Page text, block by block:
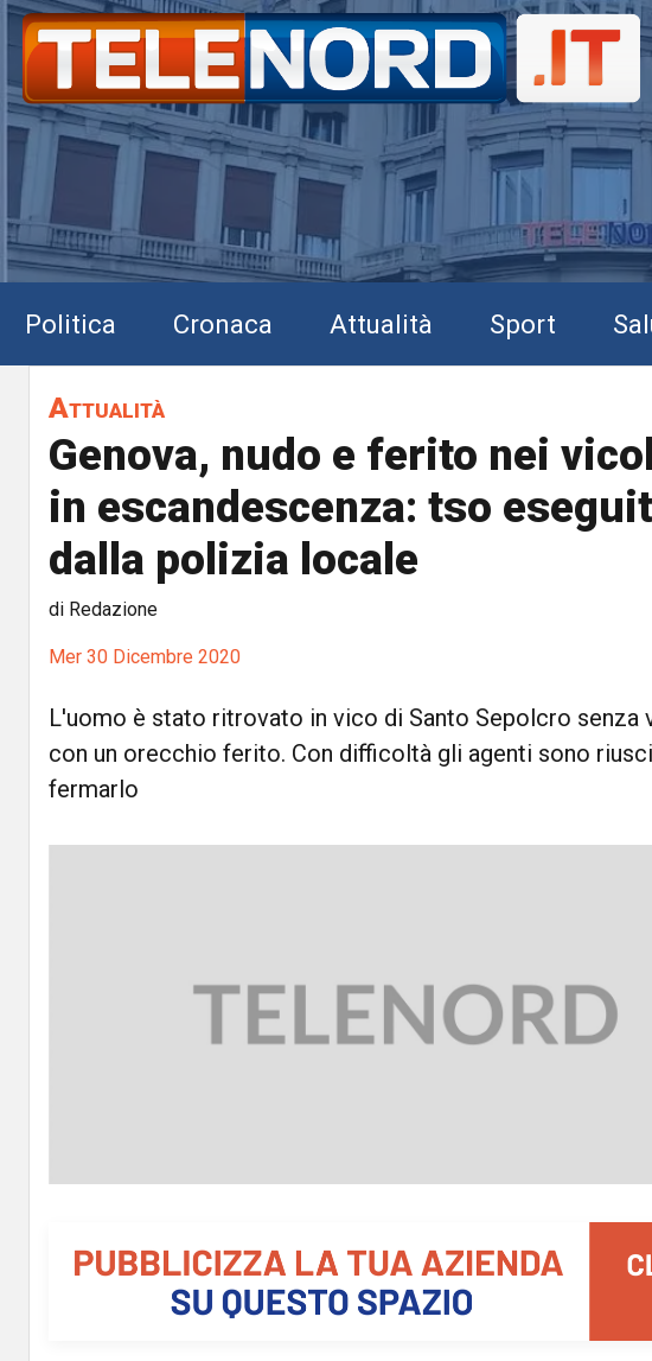
Politica Cronaca Attualità Sport
Attualità
Genova, nudo e ferito nei
in escandescenza: tso
dalla polizia locale
di Redazione
Mer 30 Dicembre 2020
L'uomo è stato ritrovato in vico di Santo Sepolcro senza
con un orecchio ferito. Con difficoltà gli agenti sono
fermarlo